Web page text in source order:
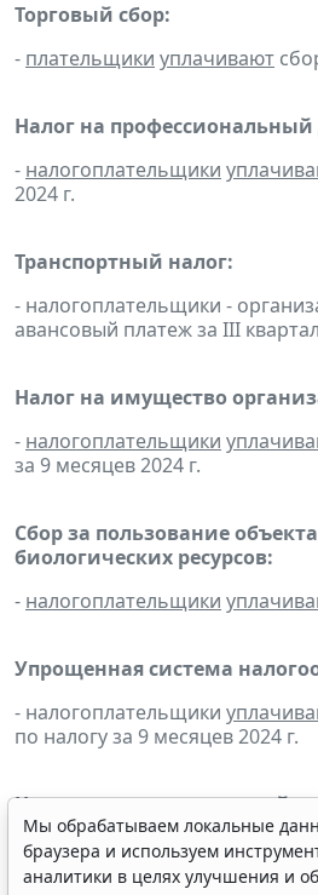
Торговый сбор:
- плательщики уплачивают
Налог на профессиональный
- налогоплательщики
2024 г.
Транспортный налог:
- налогоплательщики -
авансовый платеж за III
Налог на имущество
- налогоплательщики
за 9 месяцев 2024 г.
Сбор за пользование
биологических ресурсов:
- налогоплательщики
Упрощенная система
- налогоплательщики
по налогу за 9 месяцев 2024 г.
Налог на дополнительный
- налогоплательщики
за 9 месяцев 2024 г.
Мы обрабатываем локальные
браузера и используем
аналитики в целях улучшения и